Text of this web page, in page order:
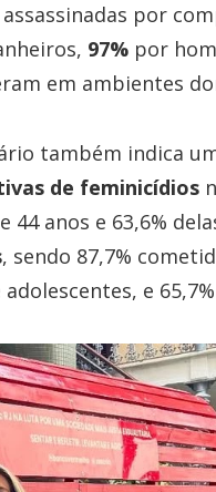
por
97% por
em ambientes
também indica
de feminicídios
44 anos e 63,6%
, sendo 87,7%
e